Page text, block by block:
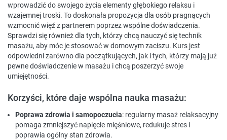
wprowadzić do swojego życia elementy głębokiego relaksu i
wzajemnej troski. To doskonała propozycja dla osób pragnących
wzmocnić więź z partnerem poprzez wspólne doświadczenia.
Sprawdzi się również dla tych, którzy chcą nauczyć się technik
masażu, aby móc je stosować w domowym zaciszu. Kurs jest
odpowiedni zarówno dla początkujących, jak i tych, którzy mają już
pewne doświadczenie w masażu i chcą poszerzyć swoje
umiejętności.
Korzyści, które daje wspólna nauka masażu:
Poprawa zdrowia i samopoczucia: regularny masaż relaksacyjny
pomaga zmniejszyć napięcie mięśniowe, redukuje stres i
poprawia ogólny stan zdrowia.